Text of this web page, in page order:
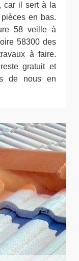
car il sert à la
en bas.
58 veille à
58300 des
à faire.
gratuit et
de nous en